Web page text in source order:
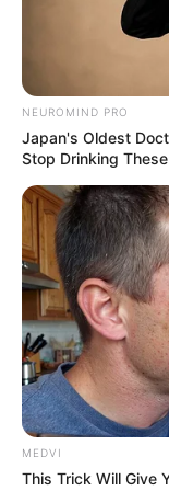
Top 8 People
BRAINBERRIES
NEUROMIND PRO
Japan's Oldest
Stop Drinking
MEDVI
This Trick Will Give